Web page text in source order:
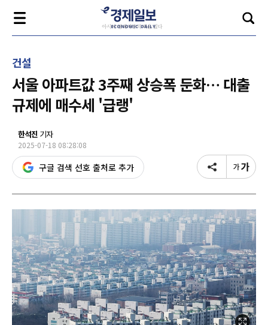
건설
서울 아파트값 3주째 상승폭 둔화… 대출
규제에 매수세 '급랭'
한석진 기자
2025-07-18 08:28:08
구글 검색 선호 출처로 추가